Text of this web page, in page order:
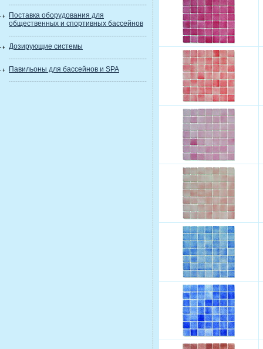
Поставка оборудования для
общественных и спортивных бассейнов
Дозирующие системы
Павильоны для бассейнов и SPA